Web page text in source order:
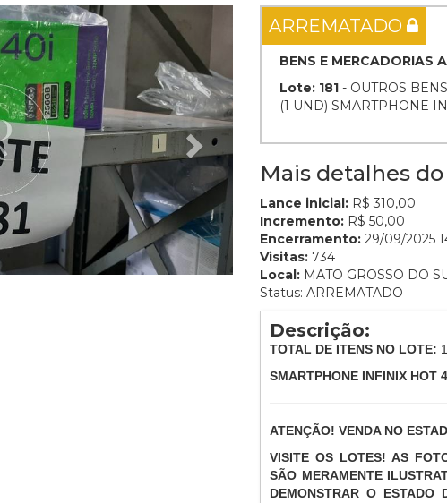
ARREMATADO
BENS E MERCADORIAS
Lote: 181 - OUTROS
(1 UND) SMARTPHONE
Mais detalhes
Lance inicial: R$ 310,00
Incremento: R$ 50,00
Encerramento: 29/09/2025
Visitas: 734
Local: MATO GROSSO DO
Status: ARREMATADO
Descrição:
TOTAL DE ITENS NO LOTE:
SMARTPHONE INFINIX HOT
ATENÇÃO! VENDA NO
VISITE OS LOTES! AS
SÃO MERAMENTE
DEMONSTRAR O ESTADO